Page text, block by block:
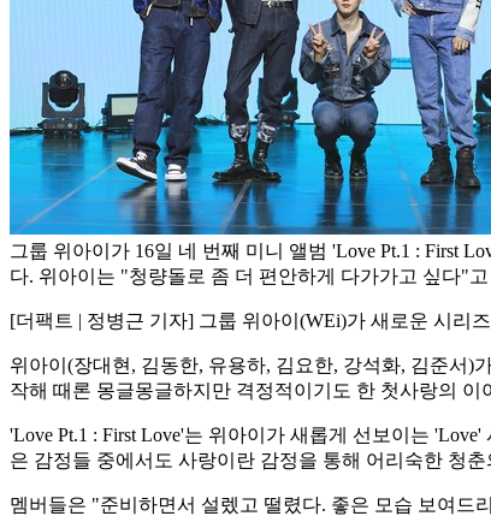
그룹 위아이가 16일 네 번째 미니 앨범 'Love Pt.1 : First
다. 위아이는 "청량돌로 좀 더 편안하게 다가가고 싶다"
[더팩트 | 정병근 기자] 그룹 위아이(WEi)가 새로운 시리
위아이(장대현, 김동한, 유용하, 김요한, 강석화, 김준서)
작해 때론 몽글몽글하지만 격정적이기도 한 첫사랑의
'Love Pt.1 : First Love'는 위아이가 새롭게 선보이는
은 감정들 중에서도 사랑이란 감정을 통해 어리숙한 청
멤버들은 "준비하면서 설렜고 떨렸다. 좋은 모습 보여드